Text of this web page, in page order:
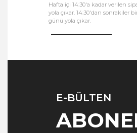
Hafta içi 14:30'a kadar verilen
yola çıkar. 14:30'dan sonrakiler
günü yola çıkar.
E-BÜLTEN